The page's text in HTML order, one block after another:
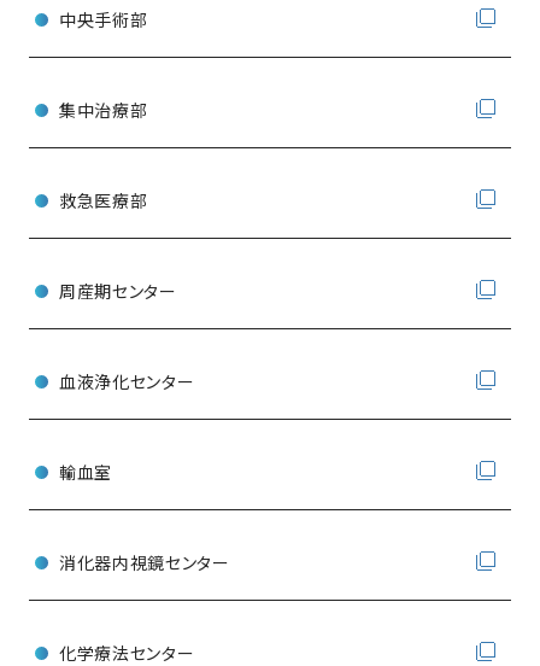
中央手術部
集中治療部
救急医療部
周産期センター
血液浄化センター
輸血室
消化器内視鏡センター
化学療法センター